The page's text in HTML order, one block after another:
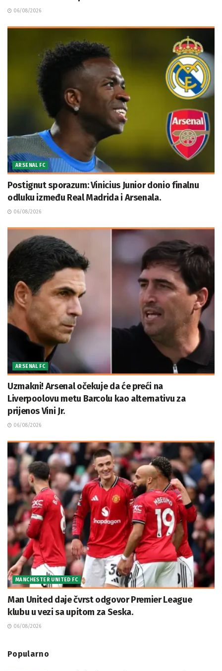
06/08/2026
ARSENAL FC
Postignut sporazum: Vinicius Junior donio finalnu
odluku između Real Madrida i Arsenala.
06/08/2026
ARSENAL FC
Uzmakni! Arsenal očekuje da će preći na
Liverpoolovu metu Barcolu kao alternativu za
prijenos Vini Jr.
06/08/2026
MANCHESTER UNITED FC
Man United daje čvrst odgovor Premier League
klubu u vezi sa upitom za Seska.
06/08/2026
Popularno